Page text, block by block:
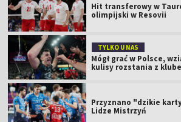
Hit transferowy w
olimpijski w Resovii
TYLKO U NAS
Mógł grać w Polsce,
kulisy rozstania z
Przyznano "dzikie
Lidze Mistrzyń